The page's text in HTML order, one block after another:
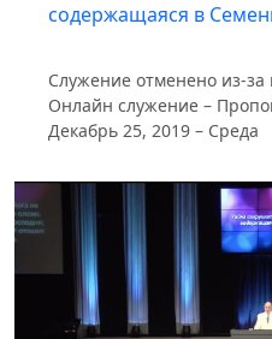
содержащаяся в
Служение отменено из-за
Онлайн служение –
Декабрь 25, 2019 – Среда